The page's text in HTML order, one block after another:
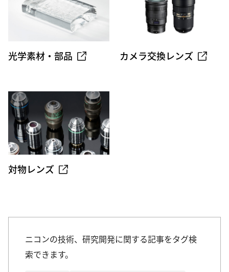
光学素材・部品 カメラ交換レンズ
対物レンズ
ニコンの技術、研究開発に関する記事をタグ検
索できます。